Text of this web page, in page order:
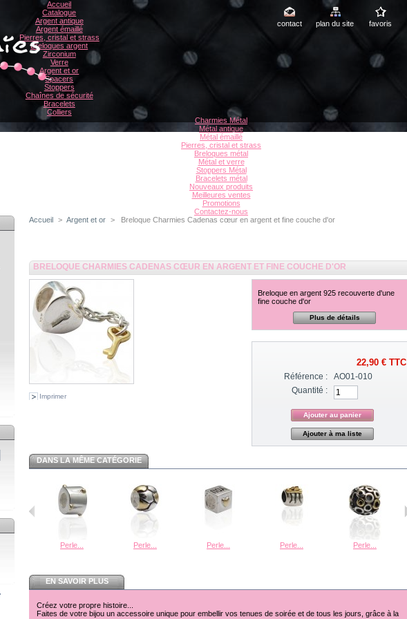
contact plan du site favoris
Accueil
Catalogue
Argent antique
Argent émaillé
Pierres, cristal et strass
Breloques argent
Zirconium
Verre
Argent et or
Spacers
Stoppers
Chaînes de sécurité
Bracelets
Colliers
Charmies Métal
Métal antique
Métal émaillé
Pierres, cristal et strass
Breloques métal
Métal et verre
Stoppers Métal
Bracelets métal
Nouveaux produits
Meilleures ventes
Promotions
Contactez-nous
Accueil > Argent et or > Breloque Charmies Cadenas cœur en argent et fine couche d'or
BRELOQUE CHARMIES CADENAS CŒUR EN ARGENT ET FINE COUCHE D'OR
Imprimer
Breloque en argent 925 recouverte d'une
fine couche d'or
Plus de détails
22,90 €TTC
Référence :
AO01-010
Quantité :
Ajouter à ma liste
DANS LA MÊME CATÉGORIE
Perle... Perle... Perle... Perle... Perle...
EN SAVOIR PLUS
Créez votre propre histoire...
Faites de votre bijou un accessoire unique pour embellir vos tenues de soirée et de tous les jours, grâce à la